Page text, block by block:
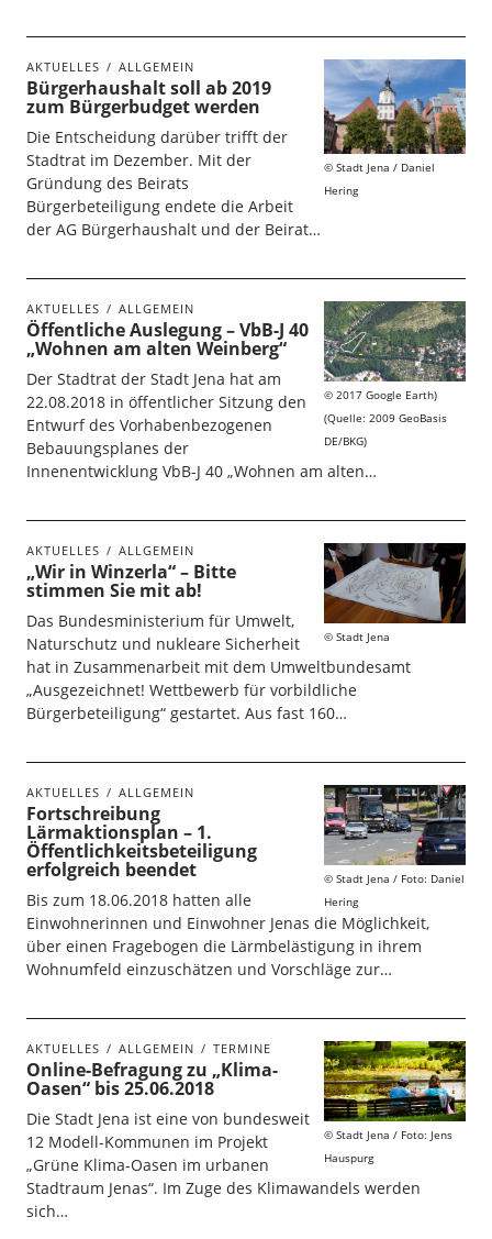
Stadt Jena / Daniel
Hering
AKTUELLES ALLGEMEIN
Bürgerhaushalt soll ab 2019
zum Bürgerbudget werden
Die Entscheidung darüber trifft der
Stadtrat im Dezember. Mit der
Gründung des Beirats
Bürgerbeteiligung endete die Arbeit
der AG Bürgerhaushalt und der Beirat…
2017 Google Earth)
(Quelle: 2009 GeoBasis
DE/BKG)
AKTUELLES ALLGEMEIN
Öffentliche Auslegung – VbB-J 40
„Wohnen am alten Weinberg“
Der Stadtrat der Stadt Jena hat am
22.08.2018 in öffentlicher Sitzung den
Entwurf des Vorhabenbezogenen
Bebauungsplanes der
Innenentwicklung VbB-J 40 „Wohnen am alten…
Stadt Jena
AKTUELLES ALLGEMEIN
„Wir in Winzerla“ – Bitte
stimmen Sie mit ab!
Das Bundesministerium für Umwelt,
Naturschutz und nukleare Sicherheit
hat in Zusammenarbeit mit dem Umweltbundesamt
„Ausgezeichnet! Wettbewerb für vorbildliche
Bürgerbeteiligung“ gestartet. Aus fast 160…
Stadt Jena / Foto: Daniel
Hering
AKTUELLES ALLGEMEIN
Fortschreibung
Lärmaktionsplan – 1.
Öffentlichkeitsbeteiligung
erfolgreich beendet
Bis zum 18.06.2018 hatten alle
Einwohnerinnen und Einwohner Jenas die Möglichkeit,
über einen Fragebogen die Lärmbelästigung in ihrem
Wohnumfeld einzuschätzen und Vorschläge zur…
Stadt Jena / Foto: Jens
Hauspurg
AKTUELLES ALLGEMEIN TERMINE
Online-Befragung zu „Klima-
Oasen“ bis 25.06.2018
Die Stadt Jena ist eine von bundesweit
12 Modell-Kommunen im Projekt
„Grüne Klima-Oasen im urbanen
Stadtraum Jenas“. Im Zuge des Klimawandels werden
sich…